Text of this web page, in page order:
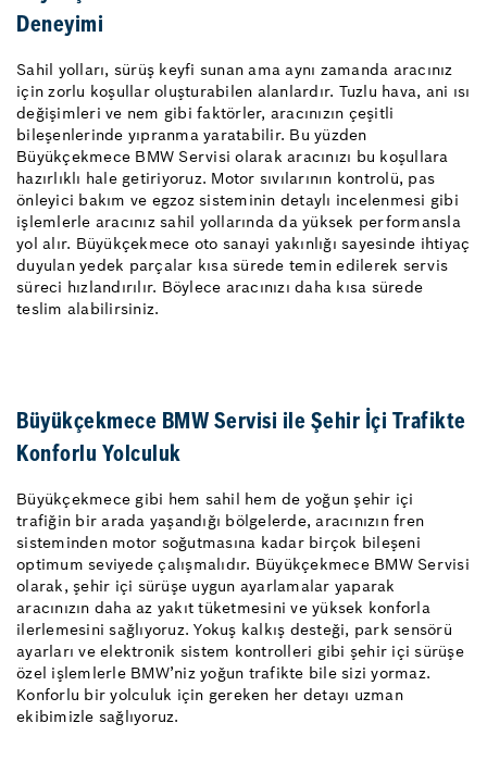
Deneyimi
Sahil yolları, sürüş keyfi sunan ama aynı zamanda aracınız
için zorlu koşullar oluşturabilen alanlardır. Tuzlu hava, ani ısı
değişimleri ve nem gibi faktörler, aracınızın çeşitli
bileşenlerinde yıpranma yaratabilir. Bu yüzden
Büyükçekmece BMW Servisi olarak aracınızı bu koşullara
hazırlıklı hale getiriyoruz. Motor sıvılarının kontrolü, pas
önleyici bakım ve egzoz sisteminin detaylı incelenmesi gibi
işlemlerle aracınız sahil yollarında da yüksek performansla
yol alır. Büyükçekmece oto sanayi yakınlığı sayesinde ihtiyaç
duyulan yedek parçalar kısa sürede temin edilerek servis
süreci hızlandırılır. Böylece aracınızı daha kısa sürede
teslim alabilirsiniz.
Büyükçekmece BMW Servisi ile Şehir İçi Trafikte
Konforlu Yolculuk
Büyükçekmece gibi hem sahil hem de yoğun şehir içi
trafiğin bir arada yaşandığı bölgelerde, aracınızın fren
sisteminden motor soğutmasına kadar birçok bileşeni
optimum seviyede çalışmalıdır. Büyükçekmece BMW Servisi
olarak, şehir içi sürüşe uygun ayarlamalar yaparak
aracınızın daha az yakıt tüketmesini ve yüksek konforla
ilerlemesini sağlıyoruz. Yokuş kalkış desteği, park sensörü
ayarları ve elektronik sistem kontrolleri gibi şehir içi sürüşe
özel işlemlerle BMW’niz yoğun trafikte bile sizi yormaz.
Konforlu bir yolculuk için gereken her detayı uzman
ekibimizle sağlıyoruz.